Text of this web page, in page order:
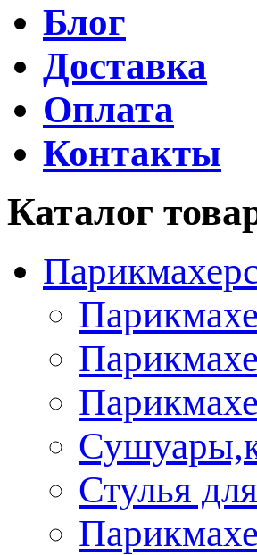
Блог
Доставка
Оплата
Контакты
Каталог
Стулья